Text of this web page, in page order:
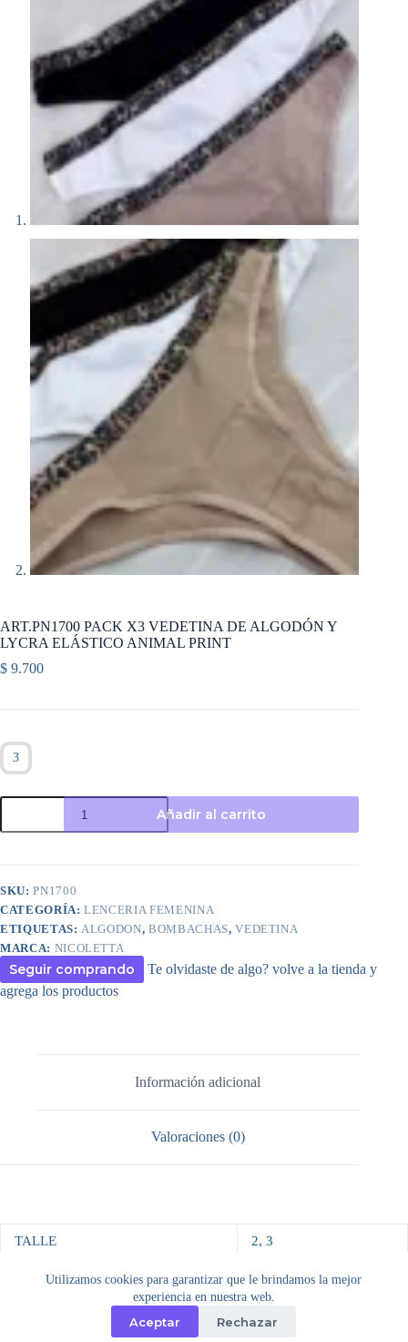
Utilizamos cookies para garantizar que le brindamos la mejor
experiencia en nuestra web.
Aceptar Rechazar
ART.PN1700 PACK X3 VEDETINA DE ALGODÓN Y
LYCRA ELÁSTICO ANIMAL PRINT
$ 9.700
3
ART.PN1700
X3
DE
Y
LYCRA
ELÁSTICO
ANIMAL
PRINT
cantidad
Añadir al carrito
SKU:PN1700
CATEGORÍA:LENCERIA FEMENINA
ETIQUETAS:ALGODON,BOMBACHAS,VEDETINA
MARCA: NICOLETTA
Seguir comprando
Te olvidaste de algo? volve a la tienda y
agrega los productos
Información adicional
Valoraciones (0)
TALLE 2, 3
Copyright © 2026 - Tema para WordPress deCreative